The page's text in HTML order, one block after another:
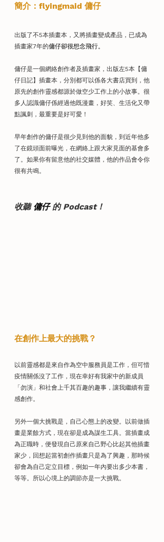
簡介： flyingmaid 傭仔
出版了不5本插畫本，又將插畫變成產品，已成為
插畫家7年的傭仔卻很想念飛行。
傭仔是一個網絡創作者及插畫家，出版左5本【傭
仔日記】插畫本，分別都可以係各大書店買到，他
原先的創作靈感都源於做空少工作上的小故事。很
多人認識傭仔係經過他既漫畫，好笑、生活化又帶
點諷刺，最重要是好可愛！
早年創作的傭仔是很少見到他的面貌，到近年他多
了在鏡頭面前曝光，在網絡上跟大家見面的基會多
了。如果你有留意他的社交媒體，他的作品會令你
很有共鳴。
收聽 傭仔 的 Podcast！
在創作上最大的挑戰？
以前靈感都是來自作為空中服務員是工作，但可惜
疫情關係沒了工作，現在幸好有我家中的新成員
「勿演」和社會上千其百趣的趣事，讓我繼續有靈
感創作。
另外一個大挑戰是，自己心態上的改變。以前做插
畫是業餘方式，現在卻是成為謀生工具。當插畫成
為正職時，便發現自己原來自己野心比起其他插畫
家少，回想起當初創作插畫只是為了興趣，那時候
卻會為自己定立目標，例如一年內要出多少本書，
等等。所以心境上的調節亦是一大挑戰。